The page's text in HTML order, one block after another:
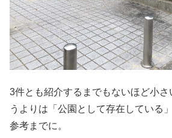
3件とも紹介するまでもないほど小
うよりは「公園として存在している
参考までに。